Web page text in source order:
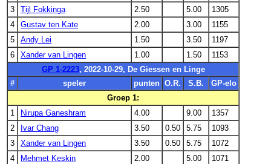
3
Tijl Fokkinga 2.50 5.00
1305
4
Gustav ten Kate 2.00 3.00
1155
5
Andy Lei 1.50 3.50
1197
6
Xander van Lingen 1.00 1.50
1153
GP 1-2223, 2022-10-29, De Giessen en Linge
#
speler punten O.R. S.B.
GP-elo
Groep 1:
1
Nirupa Ganeshram 4.00 9.00
1357
2
Ivar Chang 3.50 0.50 5.75
1093
3
Xander van Lingen 3.50 0.50 5.75
1072
4
Mehmet Keskin 2.00 5.00
1071